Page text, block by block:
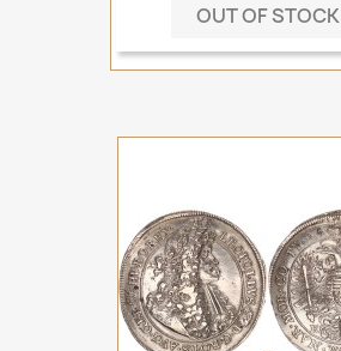
OUT OF STOCK